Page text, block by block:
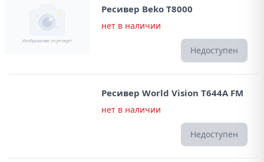
Ресивер Beko T8000
нет в наличии
Недоступен
Ресивер World Vision T644A FM
нет в наличии
Недоступен